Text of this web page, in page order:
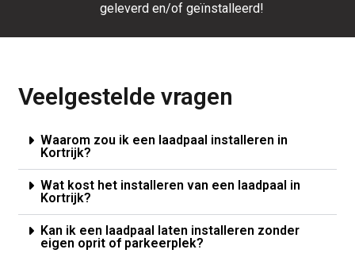
geleverd en/of geïnstalleerd!
Veelgestelde vragen
Waarom zou ik een laadpaal installeren in
Kortrijk?
Wat kost het installeren van een laadpaal in
Kortrijk?
Kan ik een laadpaal laten installeren zonder
eigen oprit of parkeerplek?